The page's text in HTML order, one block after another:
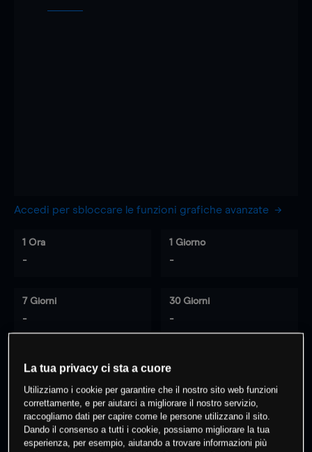
Accedi per sbloccare le funzioni grafiche avanzate
1 Ora
-
1 Giorno
-
7 Giorni
-
30 Giorni
-
% dei clienti hanno posizioni
questo prodotto
Fai trading
La tua privacy ci sta a cuore
Utilizziamo i cookie per garantire che il nostro sito web funzioni
correttamente, e per aiutarci a migliorare il nostro servizio,
raccogliamo dati per capire come le persone utilizzano il sito.
Dando il consenso a tutti i cookie, possiamo migliorare la tua
esperienza, per esempio, aiutando a trovare informazioni più